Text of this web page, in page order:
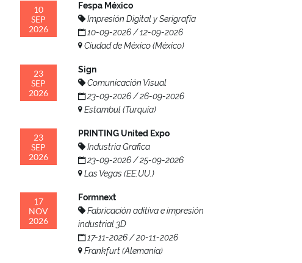
10
SEP
2026
Fespa México
Impresión Digital y Serigrafía
10-09-2026 / 12-09-2026
Ciudad de México (México)
23
SEP
2026
Sign
Comunicación Visual
23-09-2026 / 26-09-2026
Estambul (Turquía)
23
SEP
2026
PRINTING United Expo
Industria Grafica
23-09-2026 / 25-09-2026
Las Vegas (EE.UU.)
17
NOV
2026
Formnext
Fabricación aditiva e impresión
industrial 3D
17-11-2026 / 20-11-2026
Frankfurt (Alemania)